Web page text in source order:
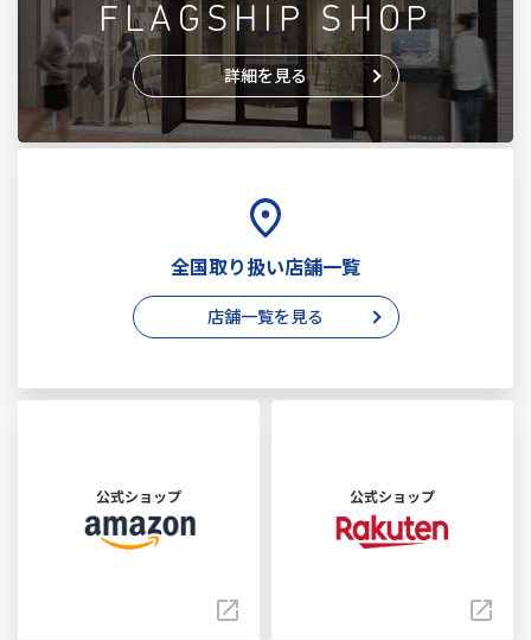
FLAGSHIP SHOP
詳細を見る
全国取り扱い店舗一覧
店舗一覧を見る
公式ショップ 公式ショップ